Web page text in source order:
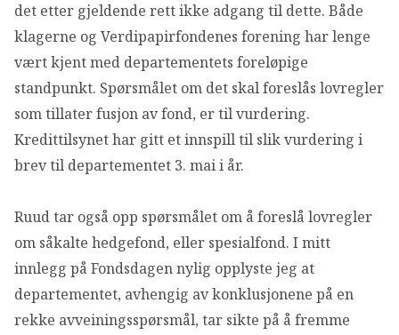
IN ENGLISH
det etter gjeldende rett ikke adgang til dette. Både
klagerne og Verdipapirfondenes forening har lenge
vært kjent med departementets foreløpige
standpunkt. Spørsmålet om det skal foreslås lovregler
som tillater fusjon av fond, er til vurdering.
Kredittilsynet har gitt et innspill til slik vurdering i
brev til departementet 3. mai i år.
Ruud tar også opp spørsmålet om å foreslå lovregler
om såkalte hedgefond, eller spesialfond. I mitt
innlegg på Fondsdagen nylig opplyste jeg at
departementet, avhengig av konklusjonene på en
rekke avveiningsspørsmål, tar sikte på å fremme